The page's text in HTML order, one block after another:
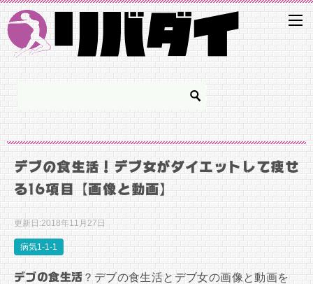
デブの食生活！デブ女がダイエットして痩せ
る16項目【画像と動画】
更新日:2018年11月27日
病気1-1-1
デブの食生活 ？デブの食生活とデブ女の画像と動画を